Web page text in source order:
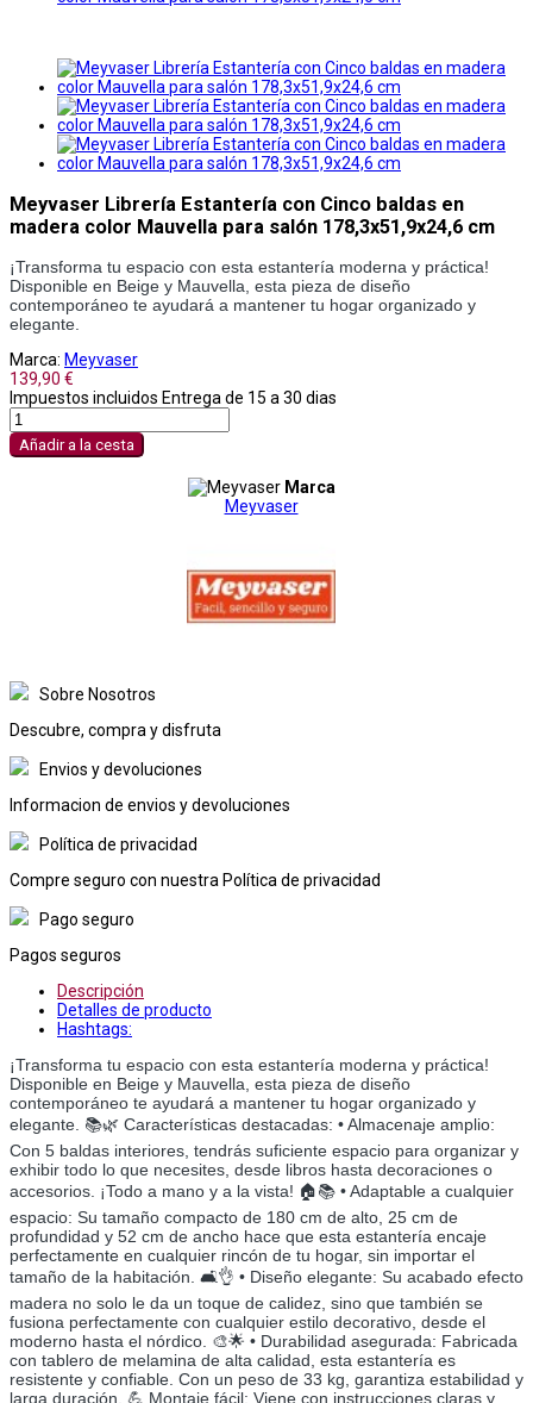
Meyvaser Librería Estantería con Cinco baldas en
madera color Mauvella para salón 178,3x51,9x24,6 cm
¡Transforma tu espacio con esta estantería moderna y práctica!
Disponible en Beige y Mauvella, esta pieza de diseño
contemporáneo te ayudará a mantener tu hogar organizado y
elegante.
Marca: Meyvaser
139,90 €
Impuestos incluidos Entrega de 15 a 30 dias
Añadir a la cesta
Marca
Meyvaser
Sobre Nosotros
Descubre, compra y disfruta
Envios y devoluciones
Informacion de envios y devoluciones
Política de privacidad
Compre seguro con nuestra Política de privacidad
Pago seguro
Pagos seguros
Descripción
Detalles de producto
Hashtags:
¡Transforma tu espacio con esta estantería moderna y práctica!
Disponible en Beige y Mauvella, esta pieza de diseño
contemporáneo te ayudará a mantener tu hogar organizado y
elegante. 📚🌿 Características destacadas: • Almacenaje amplio:
Con 5 baldas interiores, tendrás suficiente espacio para organizar y
exhibir todo lo que necesites, desde libros hasta decoraciones o
accesorios. ¡Todo a mano y a la vista! 🏠📚 • Adaptable a cualquier
espacio: Su tamaño compacto de 180 cm de alto, 25 cm de
profundidad y 52 cm de ancho hace que esta estantería encaje
perfectamente en cualquier rincón de tu hogar, sin importar el
tamaño de la habitación. 🛋️👌 • Diseño elegante: Su acabado efecto
madera no solo le da un toque de calidez, sino que también se
fusiona perfectamente con cualquier estilo decorativo, desde el
moderno hasta el nórdico. 🎨🌟 • Durabilidad asegurada: Fabricada
con tablero de melamina de alta calidad, esta estantería es
resistente y confiable. Con un peso de 33 kg, garantiza estabilidad y
larga duración. 💪 Montaje fácil: Viene con instrucciones claras y